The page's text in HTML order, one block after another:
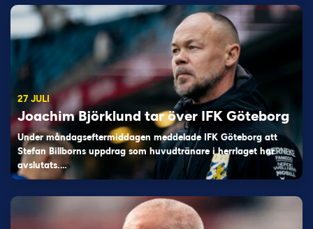
27 JULI
Joachim Björklund tar över IFK Göteborg
Under måndagseftermiddagen meddelade IFK Göteborg att
Stefan Billborns uppdrag som huvudtränare i herrlaget har
avslutats.…